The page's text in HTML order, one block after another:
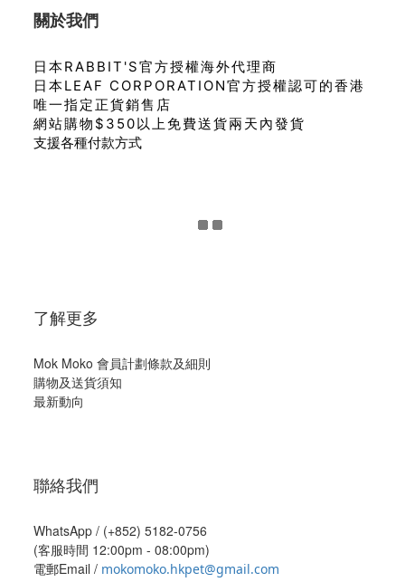
關於我們
日本RABBIT'S官方授權海外代理商
日本LEAF CORPORATION官方授權認可的香港
唯一指定正貨銷售店
網站購物$350以上免費送貨兩天內發貨
支援各種付款方式
了解更多
Mok Moko 會員計劃條款及細則
購物及送貨須知
最新動向
聯絡我們
WhatsApp / (+852) 5182-0756
(客服時間 12:00pm - 08:00pm)
電郵Email / mokomoko.hkpet@gmail.com